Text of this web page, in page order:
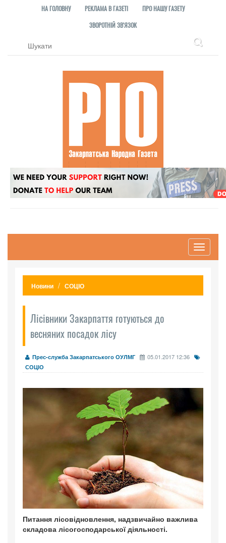
НА ГОЛОВНУ РЕКЛАМА В ГАЗЕТІ
ПРО НАШУ ГАЗЕТУ
ЗВОРОТНІЙ ЗВ'ЯЗОК
Toggle
Новини СОЦІО
Лісівники Закарпаття готуються до
весняних посадок лісу
Прес-служба Закарпатського ОУЛМГ 05.01.2017 12:36
СОЦІО
Питання лісовідновлення, надзвичайно важлива
складова лісогосподарської діяльності.